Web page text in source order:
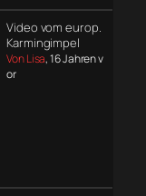
Video vom europ.
Karmingimpel
Von Lisa, 16 Jahren v
or